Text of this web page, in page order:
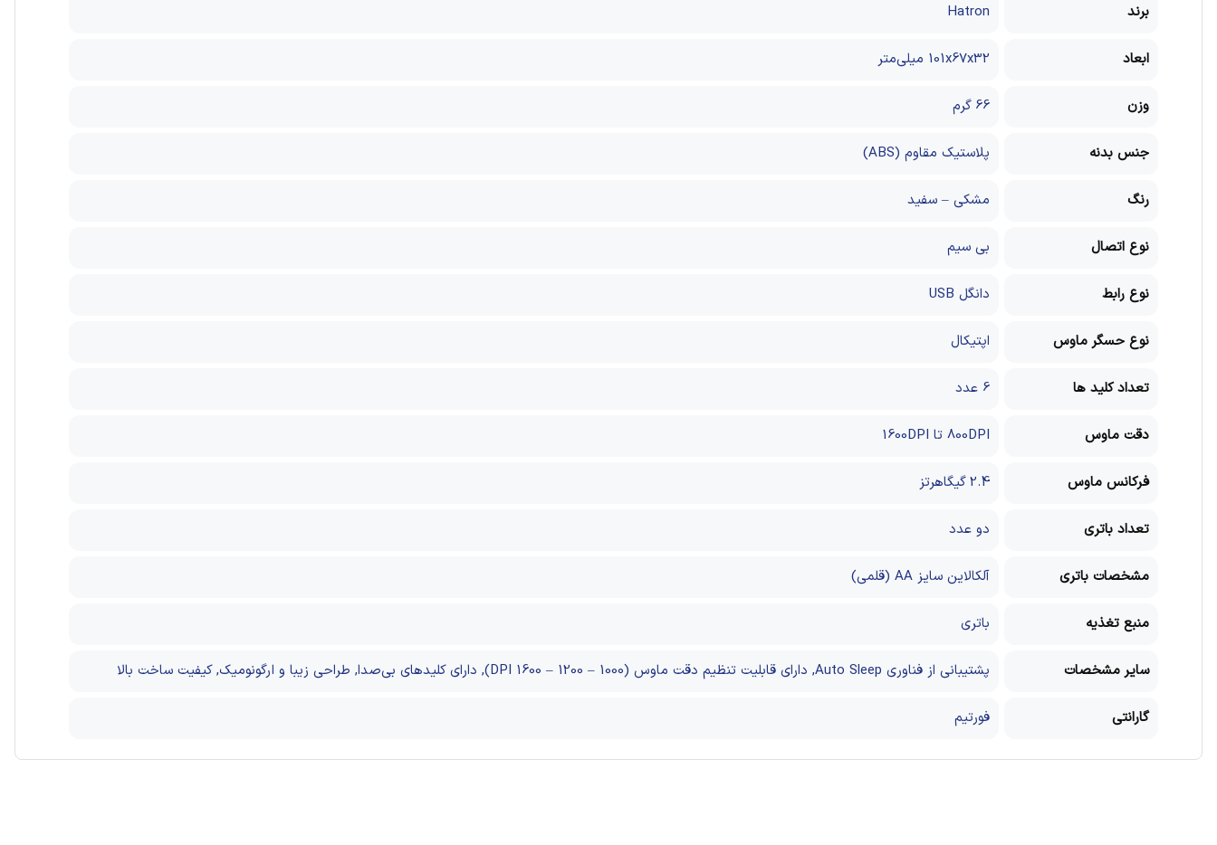
برند Hatron
ابعاد 101x67x32 میلی‌متر
وزن 66 گرم
جنس بدنه پلاستیک مقاوم (ABS)
رنگ مشکی – سفید
نوع اتصال بی سیم
نوع رابط دانگل USB
نوع حسگر ماوس اپتیکال
تعداد کلید ها 6 عدد
دقت ماوس 800DPI تا 1600DPI
فرکانس ماوس 2.4 گیگاهرتز
تعداد باتری دو عدد
مشخصات باتری آلکالاین سایز AA (قلمی)
منبع تغذیه باتری
سایر مشخصات پشتیبانی از فناوری Auto Sleep, دارای قابلیت تنظیم دقت ماوس (1000 – 1200 – 1600 DPI), دارای کلیدهای بی‌صدا, طراحی زیبا و ارگونومیک, کیفیت ساخت بالا
گارانتی فورتیم